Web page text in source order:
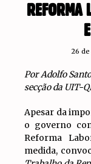
REFORMA
26
Por Adolfo
secção da UIT-
Apesar da
o governo
Reforma
medida,